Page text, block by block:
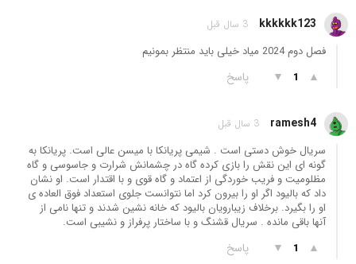
kkkkkk123 3 سال قبل
فصل دوم 2024 میاد خیلی باید منتظر بمونیم
▲
1
▼ پاسخ
ramesh4 3 سال قبل
سریال خوش دستی است . شیمی پریانکا با میسن عالی است. پریانکا به
گونه ای این نقش را بازی کرده گاه در چشمانش شرارت و جاسوسی و گاه
مظلومیت و فریب خوردگی از اعتماد و گاه قوی و با اقتدار است. او نشان
داد که بالیود اگر او را بیرون کرد اما نتوانست جلوی استعداد فوق العاده ی
او را بگیرد. برخلاف زیبارویان بالیود که خانه نشین شدند و تنها نامی از
آنها باقی مانده . سریال قشنگ و با ساختار پرفراز و نشیبی است.
▲
1
▼ پاسخ